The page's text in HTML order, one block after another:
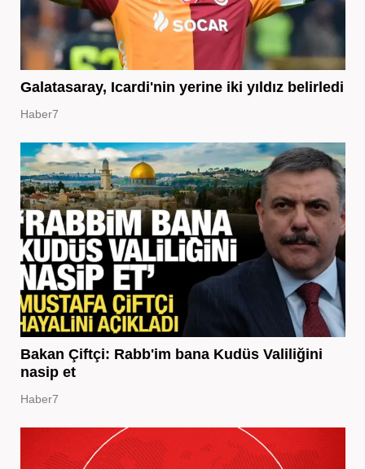
Galatasaray, Icardi'nin yerine iki yıldız belirledi
Haber7
Bakan Çiftçi: Rabb'im bana Kudüs Valiliğini
nasip et
Haber7